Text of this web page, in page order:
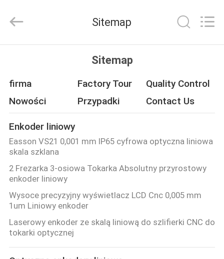
PRODUKTY
O
NAS
WYCIECZKA
FABRYCZNA
KONTROLA
JAKOŚCI
Technology
Ltd..
Reserved.
Sitemap
Sitemap
firma Factory Tour
Quality Control
Nowości
Przypadki Contact Us
Enkoder liniowy
Easson VS21 0,001 mm IP65 cyfrowa optyczna liniowa
skala szklana
2 Frezarka 3-osiowa Tokarka Absolutny przyrostowy
enkoder liniowy
Wysoce precyzyjny wyświetlacz LCD Cnc 0,005 mm
1um Liniowy enkoder
Laserowy enkoder ze skalą liniową do szlifierki CNC do
tokarki optycznej